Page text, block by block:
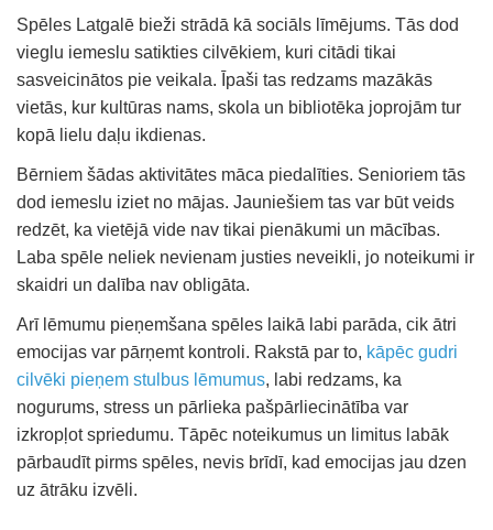
Spēles Latgalē bieži strādā kā sociāls līmējums. Tās dod
vieglu iemeslu satikties cilvēkiem, kuri citādi tikai
sasveicinātos pie veikala. Īpaši tas redzams mazākās
vietās, kur kultūras nams, skola un bibliotēka joprojām tur
kopā lielu daļu ikdienas.
Bērniem šādas aktivitātes māca piedalīties. Senioriem tās
dod iemeslu iziet no mājas. Jauniešiem tas var būt veids
redzēt, ka vietējā vide nav tikai pienākumi un mācības.
Laba spēle neliek nevienam justies neveikli, jo noteikumi ir
skaidri un dalība nav obligāta.
Arī lēmumu pieņemšana spēles laikā labi parāda, cik ātri
emocijas var pārņemt kontroli. Rakstā par to, kāpēc gudri
cilvēki pieņem stulbus lēmumus, labi redzams, ka
nogurums, stress un pārlieka pašpārliecinātība var
izkropļot spriedumu. Tāpēc noteikumus un limitus labāk
pārbaudīt pirms spēles, nevis brīdī, kad emocijas jau dzen
uz ātrāku izvēli.